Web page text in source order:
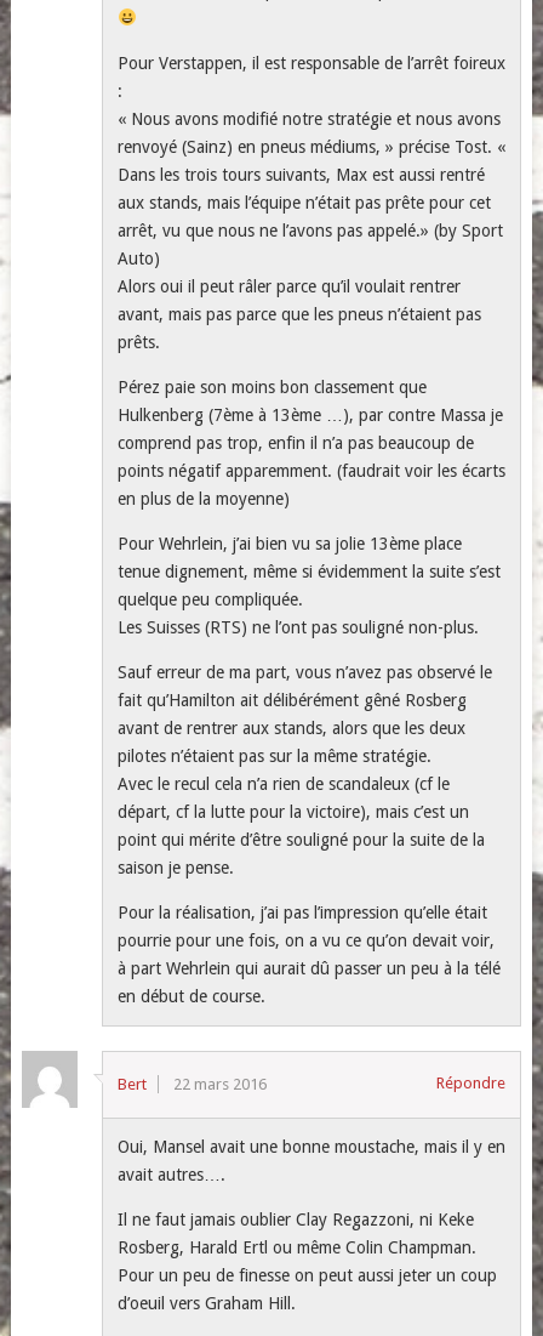
Pour Verstappen, il est responsable de l’arrêt foireux
:
« Nous avons modifié notre stratégie et nous avons
renvoyé (Sainz) en pneus médiums, » précise Tost. «
Dans les trois tours suivants, Max est aussi rentré
aux stands, mais l’équipe n’était pas prête pour cet
arrêt, vu que nous ne l’avons pas appelé.» (by Sport
Auto)
Alors oui il peut râler parce qu’il voulait rentrer
avant, mais pas parce que les pneus n’étaient pas
prêts.
Pérez paie son moins bon classement que
Hulkenberg (7ème à 13ème …), par contre Massa je
comprend pas trop, enfin il n’a pas beaucoup de
points négatif apparemment. (faudrait voir les écarts
en plus de la moyenne)
Pour Wehrlein, j’ai bien vu sa jolie 13ème place
tenue dignement, même si évidemment la suite s’est
quelque peu compliquée.
Les Suisses (RTS) ne l’ont pas souligné non-plus.
Sauf erreur de ma part, vous n’avez pas observé le
fait qu’Hamilton ait délibérément gêné Rosberg
avant de rentrer aux stands, alors que les deux
pilotes n’étaient pas sur la même stratégie.
Avec le recul cela n’a rien de scandaleux (cf le
départ, cf la lutte pour la victoire), mais c’est un
point qui mérite d’être souligné pour la suite de la
saison je pense.
Pour la réalisation, j’ai pas l’impression qu’elle était
pourrie pour une fois, on a vu ce qu’on devait voir,
à part Wehrlein qui aurait dû passer un peu à la télé
en début de course.
Bert 22 mars 2016 Répondre
Oui, Mansel avait une bonne moustache, mais il y en
avait autres….
Il ne faut jamais oublier Clay Regazzoni, ni Keke
Rosberg, Harald Ertl ou même Colin Champman.
Pour un peu de finesse on peut aussi jeter un coup
d’oeuil vers Graham Hill.